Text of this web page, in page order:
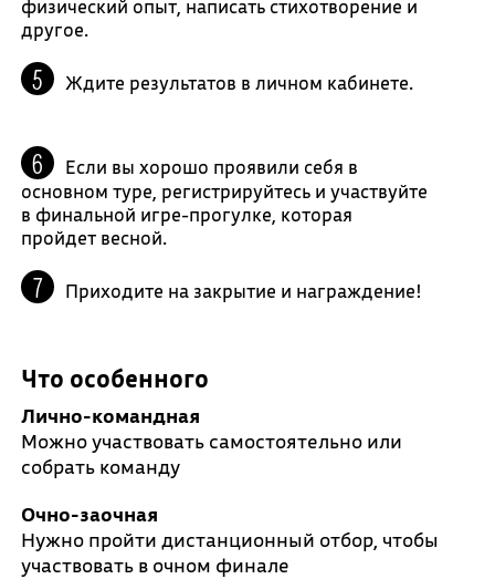
физический опыт, написать стихотворение и
другое.
Ждите результатов в личном кабинете.
Если вы хорошо проявили себя в
основном туре, регистрируйтесь и участвуйте
в финальной игре-прогулке, которая
пройдет весной.
Приходите на закрытие и награждение!
Что особенного
Лично-командная
Можно участвовать самостоятельно или
собрать команду
Очно-заочная
Нужно пройти дистанционный отбор, чтобы
участвовать в очном финале